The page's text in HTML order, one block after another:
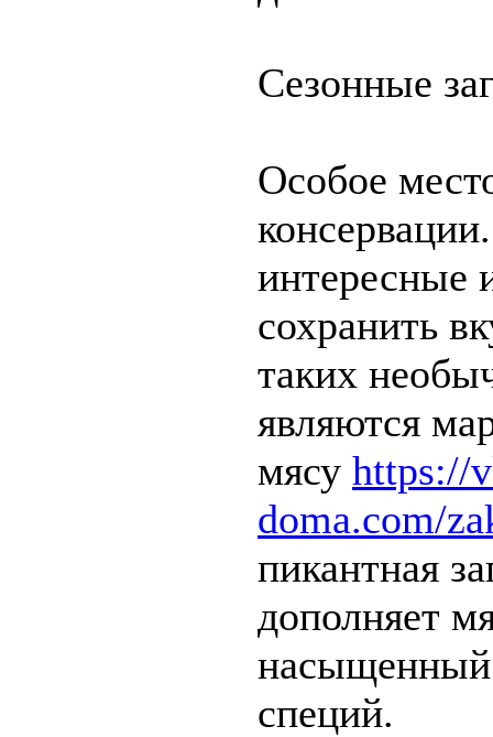
Сезонные
Особое
интересные
сохранить
таких
являются
мясу https://
doma.com/
пикантная
дополняет
насыщенный
специй.